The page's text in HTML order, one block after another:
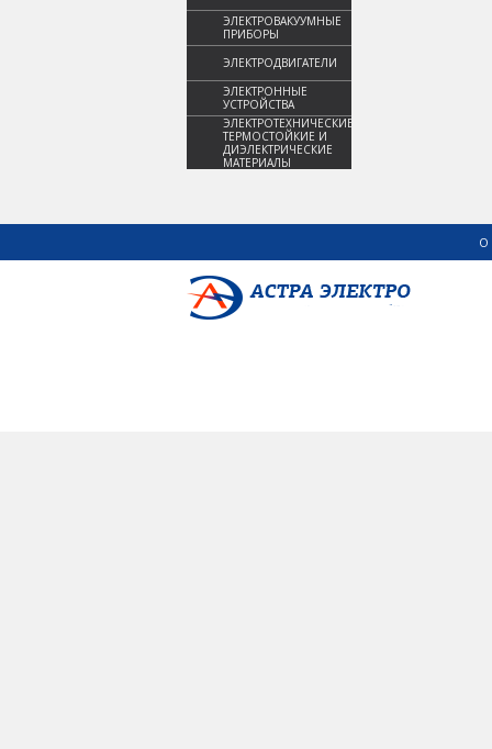
ЭЛЕКТРОВАКУУМНЫЕ
ПРИБОРЫ
ЭЛЕКТРОДВИГАТЕЛИ
ЭЛЕКТРОННЫЕ
УСТРОЙСТВА
ЭЛЕКТРОТЕХНИЧЕСКИЕ,
ТЕРМОСТОЙКИЕ И
ДИЭЛЕКТРИЧЕСКИЕ
МАТЕРИАЛЫ